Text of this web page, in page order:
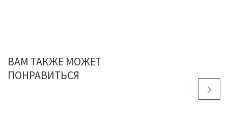
ВАМ ТАКЖЕ МОЖЕТ
ПОНРАВИТЬСЯ